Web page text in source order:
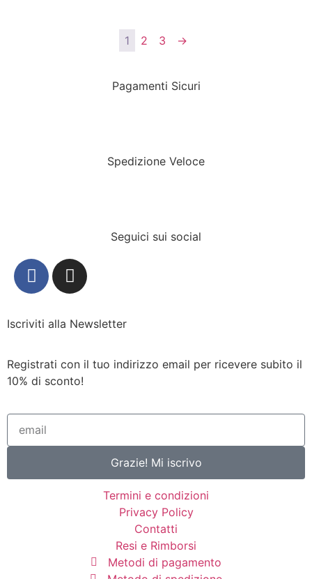
1 2 3 →
Pagamenti Sicuri
Spedizione Veloce
Seguici sui social
Iscriviti alla Newsletter
Registrati con il tuo indirizzo email per ricevere subito il
10% di sconto!
Grazie! Mi iscrivo
Termini e condizioni
Privacy Policy
Contatti
Resi e Rimborsi
Metodi di pagamento